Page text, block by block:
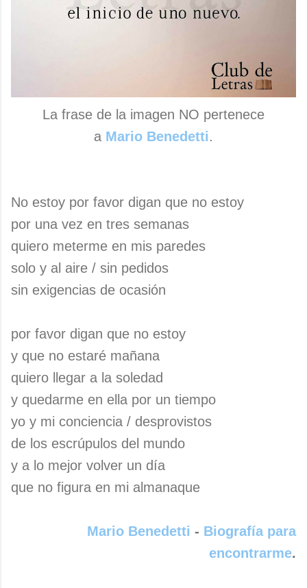
La frase de la imagen NO pertenece
a Mario Benedetti.
No estoy por favor digan que no estoy
por una vez en tres semanas
quiero meterme en mis paredes
solo y al aire / sin pedidos
sin exigencias de ocasión
por favor digan que no estoy
y que no estaré mañana
quiero llegar a la soledad
y quedarme en ella por un tiempo
yo y mi conciencia / desprovistos
de los escrúpulos del mundo
y a lo mejor volver un día
que no figura en mi almanaque
Mario Benedetti - Biografía para
encontrarme.